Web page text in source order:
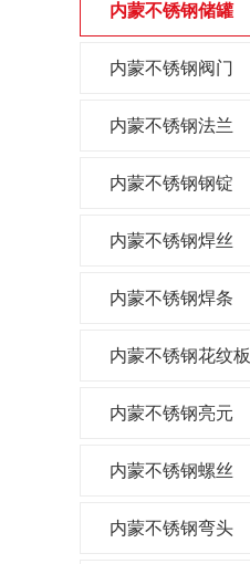
内蒙不锈钢储罐
内蒙不锈钢阀门
内蒙不锈钢法兰
内蒙不锈钢钢锭
内蒙不锈钢焊丝
内蒙不锈钢焊条
内蒙不锈钢花纹板
内蒙不锈钢亮元
内蒙不锈钢螺丝
内蒙不锈钢弯头